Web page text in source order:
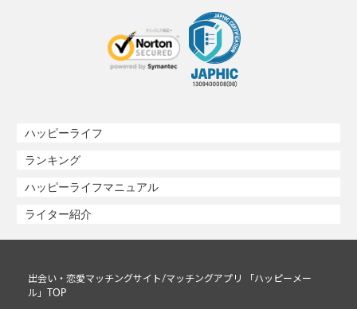
ハッピーライフ
ランキング
ハッピーライフマニュアル
ライター紹介
出会い・恋愛マッチングサイト/マッチングアプリ 「ハッピーメー
ル」TOP